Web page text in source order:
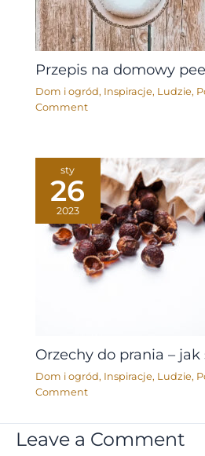
Przepis na domowy
Dom i ogród, Inspiracje, Ludzie,
Comment
sty
26
2023
Orzechy do prania –
Dom i ogród, Inspiracje, Ludzie,
Comment
Leave a Comment